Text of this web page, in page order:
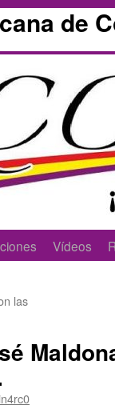
de
Vídeos
las